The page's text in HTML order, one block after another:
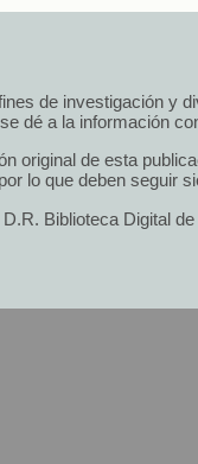
de investigación y
dé a la información
original de esta
lo que deben seguir
Biblioteca Digital